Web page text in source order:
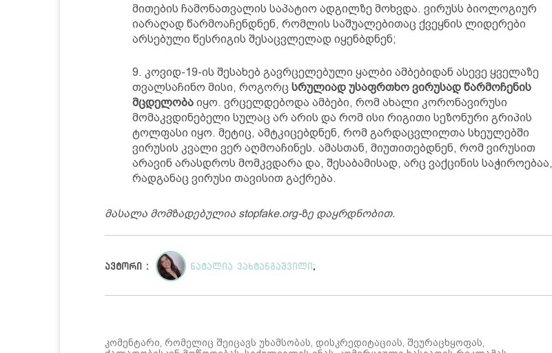
მითების ჩამონათვალის საპატიო ადგილზე მოხვდა. ვირუსს ბიოლოგიურ
იარაღად წარმოაჩენდნენ, რომლის საშუალებითაც ქვეყნის ლიდერები
არსებული წესრიგის შესაცვლელად იყენბდნენ;
კოვიდ-19-ის შესახებ გავრცელებული ყალბი ამბებიდან ასევე ყველაზე
თვალსაჩინო მისი, როგორც სრულიად უსაფრთხო ვირუსად წარმოჩენის
მცდელობა იყო. ვრცელდებოდა ამბები, რომ ახალი კორონავირუსი
მომაკვდინებელი სულაც არ არის და რომ ისი რიგითი სეზონური გრიპის
ტოლფასი იყო. მეტიც, ამტკიცებდნენ, რომ გარდაცვლილთა სხეულებში
ვირუსის კვალი ვერ აღმოაჩინეს. ამასთან, მიუთითებდნენ, რომ ვირუსით
არავინ არასდროს მომკვდარა და, შესაბამისად, არც ვაქცინის საჭიროებაა,
რადგანაც ვირუსი თავისით გაქრება.
მასალა მომზადებულია stopfake.org-ზე დაყრდნობით.
ავტორი : ნატალია ვახტანგაშვილი ;
კომენტარი, რომელიც შეიცავს უხამსობას, დისკრედიტაციას, შეურაცხყოფას,